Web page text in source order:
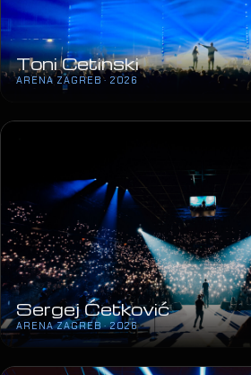
Toni Cetinski
ARENA ZAGREB · 2026
Sergej Ćetković
ARENA ZAGREB · 2026